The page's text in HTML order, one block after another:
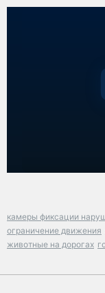
камеры фиксации
ограничение движения
животные на дорогах